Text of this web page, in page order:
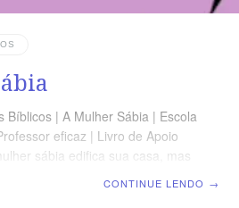
Bíblicos | A Mulher Sábia | Escola
eficaz | Livro de Apoio
sábia edifica sua casa, mas
CONTINUE LENDO →